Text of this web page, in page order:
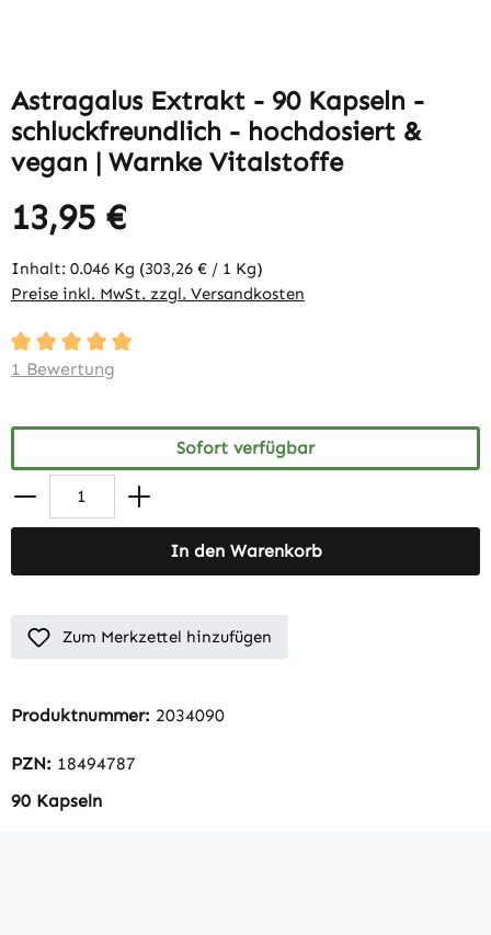
Astragalus Extrakt - 90 Kapseln -
schluckfreundlich - hochdosiert &
vegan | Warnke Vitalstoffe
13,95 €
Inhalt: 0.046 Kg (303,26 € / 1 Kg)
Preise inkl. MwSt. zzgl. Versandkosten
Durchschnittliche Bewertung von 5 von 5 Sternen
1 Bewertung
Sofort verfügbar
In den Warenkorb
Zum Merkzettel hinzufügen
Produktnummer: 2034090
PZN: 18494787
90 Kapseln